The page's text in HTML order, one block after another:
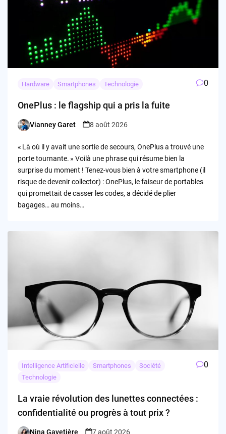
Hardware Smartphones Technologie 0
OnePlus : le flagship qui a pris la fuite
Posted
Vianney Garet 8 août 2026
« Là où il y avait une sortie de secours, OnePlus a trouvé une
porte tournante. » Voilà une phrase qui résume bien la
surprise du moment ! Tenez-vous bien à votre smartphone (il
risque de devenir collector) : OnePlus, le faiseur de portables
qui promettait de casser les codes, a décidé de plier
bagages… au moins…
Intelligence Artificielle Smartphones
Société
Technologie
0
La vraie révolution des lunettes connectées :
confidentialité ou progrès à tout prix ?
Nina Gavetière 7 août 2026